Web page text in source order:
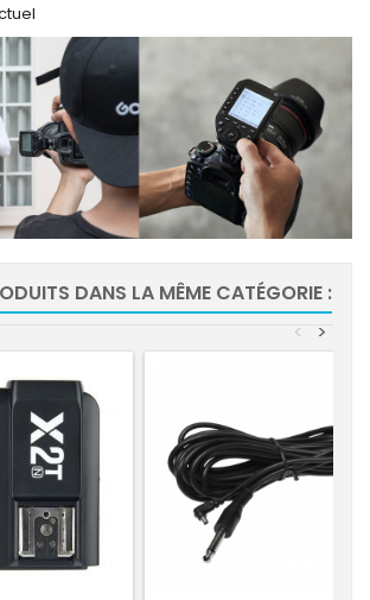
DANS LA MÊME CATÉGORIE :
>
<